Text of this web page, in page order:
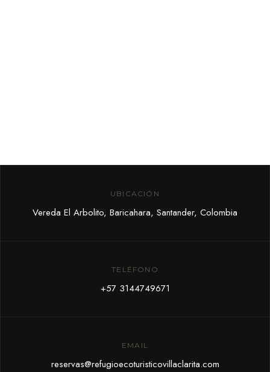
UBICACIÓN
Vereda El Arbolito, Baricahara, Santander, Colombia
TELÉFONO
+57 3144749671
EMAIL
reservas@refugioecoturisticovillaclarita.com